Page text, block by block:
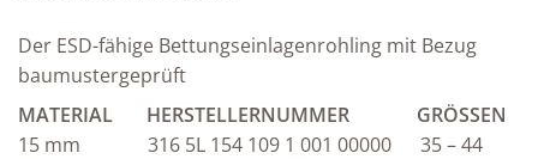
Der ESD-fähige Bettungseinlagenrohling mit Bezug
baumustergeprüft
MATERIAL HERSTELLERNUMMER GRÖSSEN
15 mm 316 5L 154 109 1 001 00000 35 – 44